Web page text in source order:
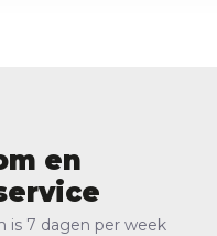
en
is 7 dagen per week